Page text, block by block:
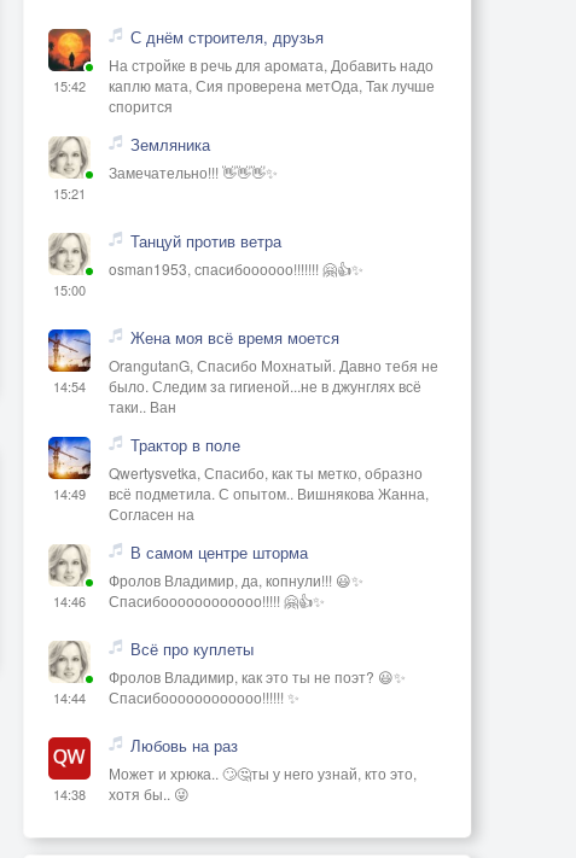
15:42
С днём строителя, друзья
На стройке в речь для аромата, Добавить надо
каплю мата, Сия проверена метОда, Так лучше
спорится
15:21
Земляника
Замечательно!!! 👋👋👋✨
15:00
Танцуй против ветра
osman1953, спасибоооооо!!!!!!! 🤗👍✨
14:54
Жена моя всё время моется
OrangutanG, Спасибо Мохнатый. Давно тебя не
было. Следим за гигиеной...не в джунглях всё
таки.. Ван
14:49
Трактор в поле
Qwertysvetka, Спасибо, как ты метко, образно
всё подметила. С опытом.. Вишнякова Жанна,
Согласен на
14:46
В самом центре шторма
Фролов Владимир, да, копнули!!! 😃✨
Спасибоооооооооооо!!!!! 🤗👍✨
14:44
Всё про куплеты
Фролов Владимир, как это ты не поэт? 😃✨
Спасибоооооооооооо!!!!!! ✨
14:38
Любовь на раз
Может и хрюка.. 🙄🤔ты у него узнай, кто это,
хотя бы.. 😜